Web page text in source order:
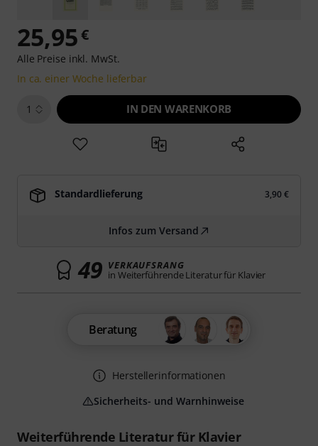
Weiterführende Literatur für Klavier
25,95€
Alle Preise inkl. MwSt.
In ca. einer Woche lieferbar
1 IN DEN WARENKORB
Standardlieferung 3,90 €
Infos zum Versand
49 VERKAUFSRANG
in Weiterführende Literatur für Klavier
Beratung
Herstellerinformationen
Sicherheits- und Warnhinweise